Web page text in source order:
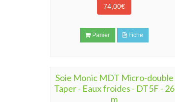
74,00€
Panier Fiche
Soie Monic MDT Micro-double
Taper - Eaux froides - DT5F - 26
m